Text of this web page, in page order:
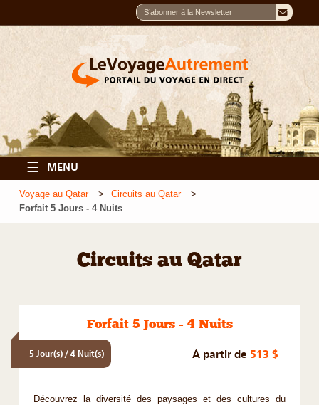
☰ MENU
Voyage au Qatar
Circuits au Qatar
Forfait 5 Jours - 4 Nuits
Circuits au Qatar
Forfait 5 Jours - 4 Nuits
5 Jour(s) / 4 Nuit(s) À partir de 513 $
Découvrez la diversité des paysages et des cultures du